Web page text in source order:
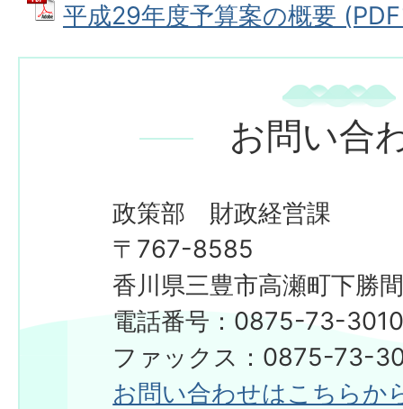
平成29年度予算案の概要
お問い合
政策部 財政経営課
〒767-8585
香川県三豊市高瀬町下勝
電話番号：0875-73-
ファックス：0875-73-
お問い合わせはこちらか